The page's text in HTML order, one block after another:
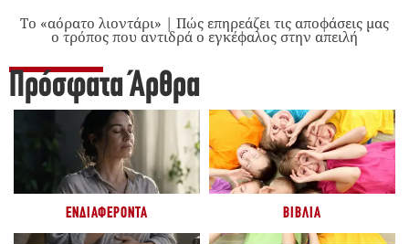
Το «αόρατο λιοντάρι» | Πώς επηρεάζει τις αποφάσεις μας
ο τρόπος που αντιδρά ο εγκέφαλος στην απειλή
Πρόσφατα Άρθρα
ΕΝΔΙΑΦΈΡΟΝΤΑ ΒΙΒΛΊΑ